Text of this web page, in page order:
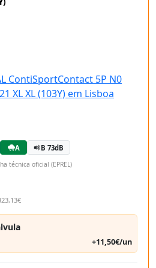
A B 73dB
técnica oficial (EPREL)
+11,50€/un